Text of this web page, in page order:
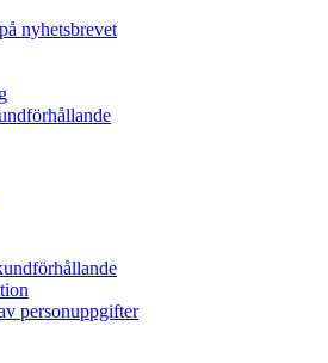
nyhetsbrevet
personuppgifter